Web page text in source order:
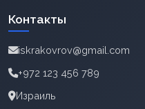
Контакты
iskrakovrov@gmail.com
+972 123 456 789
Израиль